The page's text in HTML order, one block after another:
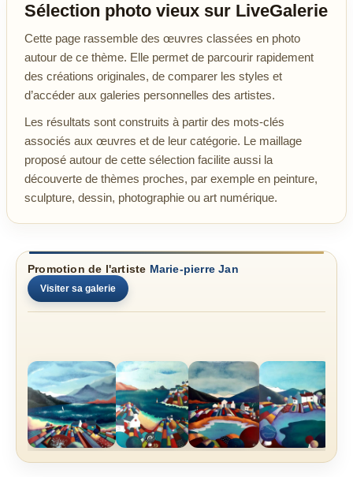
Sélection photo vieux sur LiveGalerie
Cette page rassemble des œuvres classées en photo
autour de ce thème. Elle permet de parcourir rapidement
des créations originales, de comparer les styles et
d’accéder aux galeries personnelles des artistes.
Les résultats sont construits à partir des mots-clés
associés aux œuvres et de leur catégorie. Le maillage
proposé autour de cette sélection facilite aussi la
découverte de thèmes proches, par exemple en peinture,
sculpture, dessin, photographie ou art numérique.
Promotion de l'artiste Marie-pierre Jan
Visiter sa galerie